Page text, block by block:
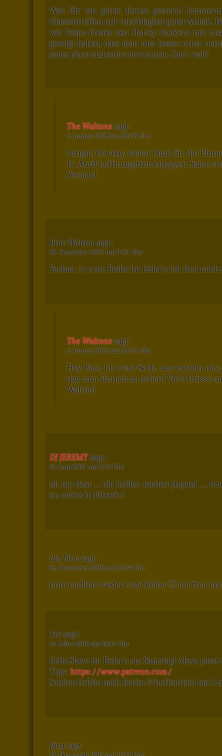
Was für ein geiles Rodeo gestern!
Klassentreffen mit unschlagbar guter Musik.
wir Vespa-Freaks den Harley-Rockern mit
gezeigt haben, dass man uns besser ernst
same place and some new music. Can’t wait!
The Waltonssagt:
6. Januar 2018 um 23:38 Uhr
Alright, Cowboy, vielen Dank für die
14. April hoffnungsfroh entgegen. Same
Yeehaw!
Bine Walton sagt:
16. Dezember 2017 um 9:25 Uhr
Yeehaa :)) erste Reihe im Rider’s ich freu mich
The Waltonssagt:
6. Januar 2018 um 23:24 Uhr
Hey Bine, Du treue Seele, war extrem
day zum Brunch zu sehen! Viele Grüsse
Walton!
DJ JEREMYsagt:
10. Juni 2017 um 0:31 Uhr
oh my dear … die helden meiner jugend ….
im riders in lübeck !!
die Binesagt:
16. Dezember 2016 um 12:24 Uhr
Juhu endlich wieder erste Reihe 🙂 ich freu
Kaisagt:
14. März 2016 um 18:14 Uhr
Geile Show im Rider’s am Samstag! Alexa
Tipp: https://www.patreon.com/
Schöne Grüße nach Berlin & hoffentlich bis
Jörgsagt: